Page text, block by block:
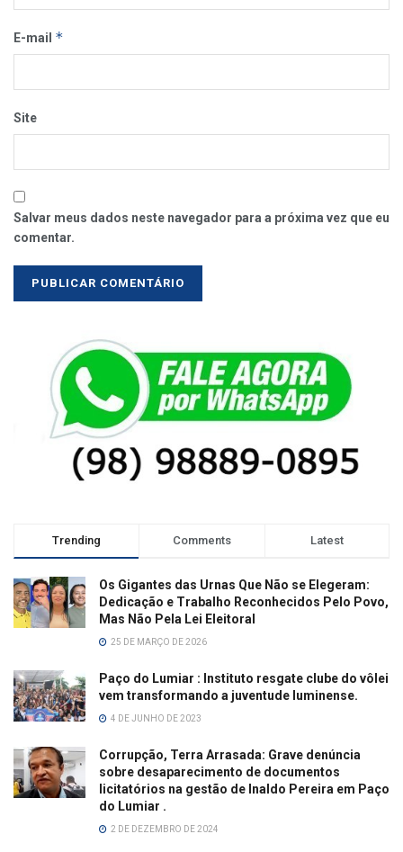
E-mail *
Site
Salvar meus dados neste navegador para a próxima vez que eu
comentar.
Trending Comments Latest
Os Gigantes das Urnas Que Não se Elegeram:
Dedicação e Trabalho Reconhecidos Pelo Povo,
Mas Não Pela Lei Eleitoral
25 DE MARÇO DE 2026
Paço do Lumiar : Instituto resgate clube do vôlei
vem transformando a juventude luminense.
4 DE JUNHO DE 2023
Corrupção, Terra Arrasada: Grave denúncia
sobre desaparecimento de documentos
licitatórios na gestão de Inaldo Pereira em Paço
do Lumiar .
2 DE DEZEMBRO DE 2024